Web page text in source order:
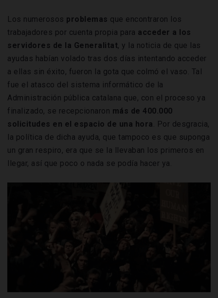
Los numerosos problemas que encontraron los
trabajadores por cuenta propia para acceder a los
servidores de la Generalitat, y la noticia de que las
ayudas habían volado tras dos días intentando acceder
a ellas sin éxito, fueron la gota que colmó el vaso. Tal
fue el atasco del sistema informático de la
Administración pública catalana que, con el proceso ya
finalizado, se recepcionaron más de 400.000
solicitudes en el espacio de una hora. Por desgracia,
la política de dicha ayuda, que tampoco es que suponga
un gran respiro, era que se la llevaban los primeros en
llegar, así que poco o nada se podía hacer ya.